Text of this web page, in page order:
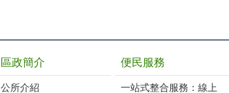
區政簡介
公所介紹
便民服務
一站式整合服務：線上